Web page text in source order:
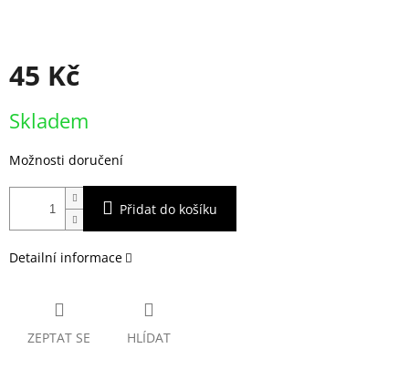
45 Kč
cena:
Skladem
Možnosti doručení
Přidat do košíku
Detailní informace
ZEPTAT SE HLÍDAT